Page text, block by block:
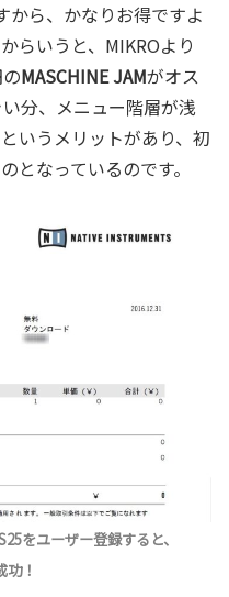
から、かなりお得ですよ
らいうと、MIKROより
MASCHINE JAMがオス
分、メニュー階層が浅
いうメリットがあり、初
となっているのです。
をユーザー登録すると、
！